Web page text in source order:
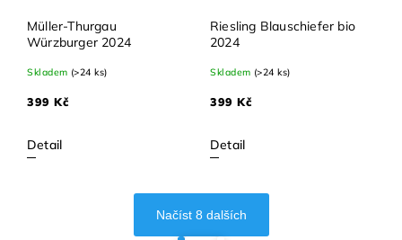
Müller-Thurgau
Würzburger 2024
Skladem (>24 ks)
399 Kč
Detail
Riesling Blauschiefer bio
2024
Skladem (>24 ks)
399 Kč
Detail
Načíst 8 dalších